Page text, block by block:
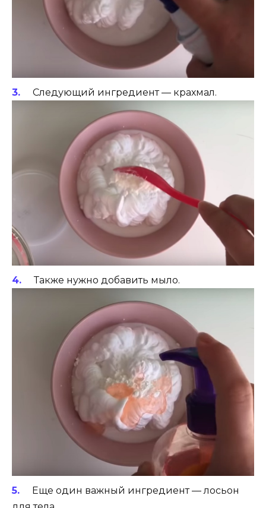
Следующий ингредиент — крахмал.
Также нужно добавить мыло.
Еще один важный ингредиент — лосьон